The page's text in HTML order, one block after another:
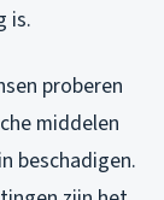
is.
proberen
middelen
beschadigen.